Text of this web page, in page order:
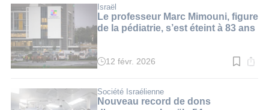
:
3
min.
Israël
Le professeur Marc Mimouni, figure
de la pédiatrie, s’est éteint à 83 ans
Temps
:
2
min.
12 févr. 2026
Société Israélienne
Nouveau record de dons